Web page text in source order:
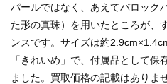
パールではなく、あえてバロック
た形の真珠）を用いたところが、
ンスです。サイズは約
「きれいめ」で、付属品として
ました。買取価格の記載はありま